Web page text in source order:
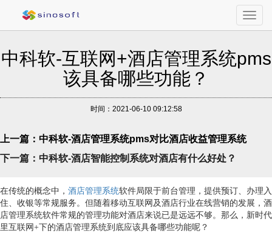
中科软-互联网+酒店管理系统pms
该具备哪些功能？
时间：2021-06-10 09:12:58
上一篇：中科软-酒店管理系统pms对比酒店收益管理系统
下一篇：中科软-酒店智能控制系统对酒店有什么好处？
在传统的概念中， 酒店管理系统软件局限于前台管理，提供预订、办理入
住、收银等常规服务。但随着移动互联网及酒店行业在线营销的发展，酒
店管理系统软件常规的管理功能对酒店来说已是远远不够。那么，新时代
里互联网+下的酒店管理系统到底应该具备哪些功能呢？